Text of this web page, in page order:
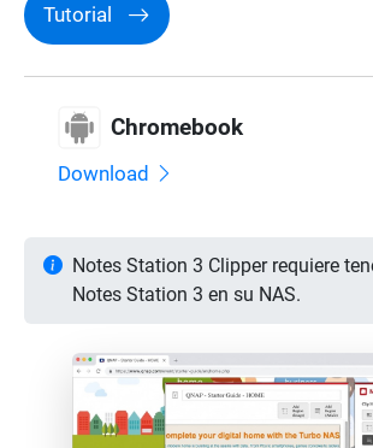
Tutorial
Chromebook
Download
Notes Station 3 Clipper requiere
Notes Station 3 en su NAS.